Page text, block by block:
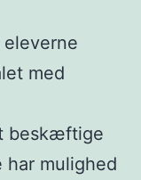
eleverne
med
beskæftige
har mulighed